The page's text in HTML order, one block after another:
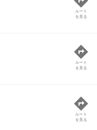
ルート
を見る
ルート
を見る
ルート
を見る